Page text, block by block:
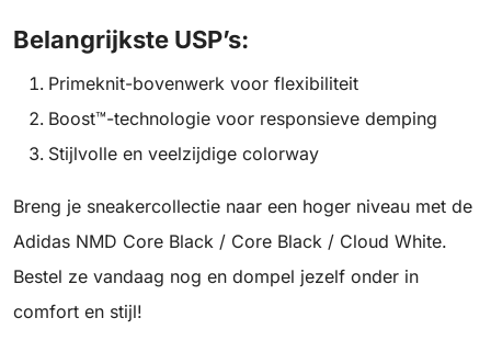
Belangrijkste USP’s:
Primeknit-bovenwerk voor flexibiliteit
Boost™-technologie voor responsieve demping
Stijlvolle en veelzijdige colorway
Breng je sneakercollectie naar een hoger niveau met de
Adidas NMD Core Black / Core Black / Cloud White.
Bestel ze vandaag nog en dompel jezelf onder in
comfort en stijl!